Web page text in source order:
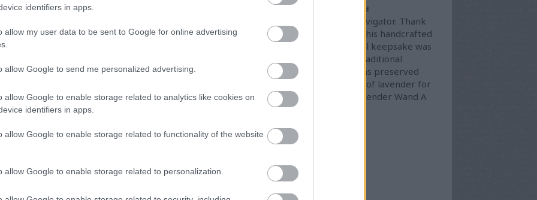
identifiers in apps.
allow my user data to be sent to Google for online advertising
allow Google to send me personalized advertising.
allow Google to enable storage related to analytics like cookies on
identifiers in apps.
allow Google to enable storage related to functionality of the website
allow Google to enable storage related to personalization.
ő szerepelt. Ahogy a dolgok állnak, ez a
változik. Totál kibic vagyok, nekem semmi se drága
illetve becsület kivételével. Az ellenzéki
fordulójában…
összefogás ellenzék pártelit márki-zay
The Story of Your Lavender Wand
Welcome to The Celtic Navigator. Thank
you for giving a home to this handcrafted
Lavender Wand. This small keepsake was
made with care, using a traditional
weaving technique that has preserved
the beauty and fragrance of lavender for
generations. What is a Lavender Wand A
Lavender Wand is…
Moderálási elvek